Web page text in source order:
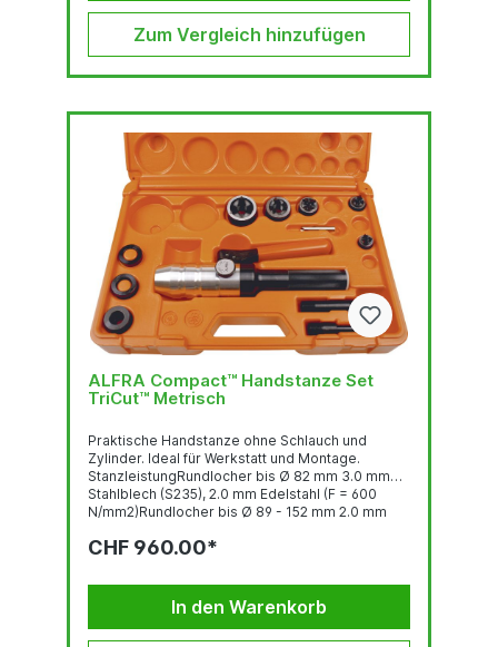
Zum Vergleich hinzufügen
ALFRA Compact™ Handstanze Set
TriCut™ Metrisch
Praktische Handstanze ohne Schlauch und
Zylinder. Ideal für Werkstatt und Montage.
StanzleistungRundlocher bis Ø 82 mm 3.0 mm
Stahlblech (S235), 2.0 mm Edelstahl (F = 600
N/mm2)Rundlocher bis Ø 89 - 152 mm 2.0 mm
N/mm2)Quadratlocher bis 68 x 68 mm 3.0 mm
N/mm2)Quadratlocher bis 92 x 92 2.0 mm
Stahlblech (S235), 1.5 mm Edelstahl (F = 600
N/mm2)Stanzkraft: 75 kNBetriebsdruck...
CHF 960.00*
In den Warenkorb